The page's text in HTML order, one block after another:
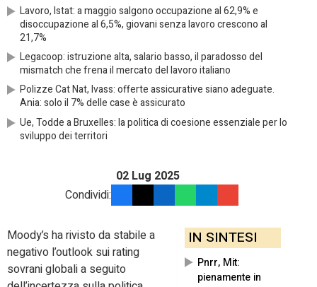
Lavoro, Istat: a maggio salgono occupazione al 62,9% e
disoccupazione al 6,5%, giovani senza lavoro crescono al
21,7%
Legacoop: istruzione alta, salario basso, il paradosso del
mismatch che frena il mercato del lavoro italiano
Polizze Cat Nat, Ivass: offerte assicurative siano adeguate.
Ania: solo il 7% delle case è assicurato
Ue, Todde a Bruxelles: la politica di coesione essenziale per lo
sviluppo dei territori
02 Lug 2025
Condividi:
IN SINTESI
Pnrr, Mit:
pienamente in
Moody’s ha rivisto da stabile a
negativo l’outlook sui rating
sovrani globali a seguito